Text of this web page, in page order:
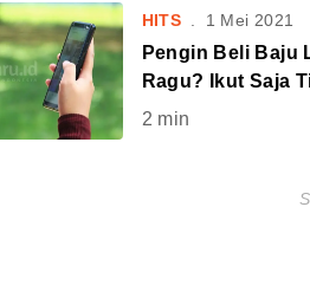
HITS 1 Mei 2021
Pengin Beli Baju
Ragu? Ikut Saja
2 min